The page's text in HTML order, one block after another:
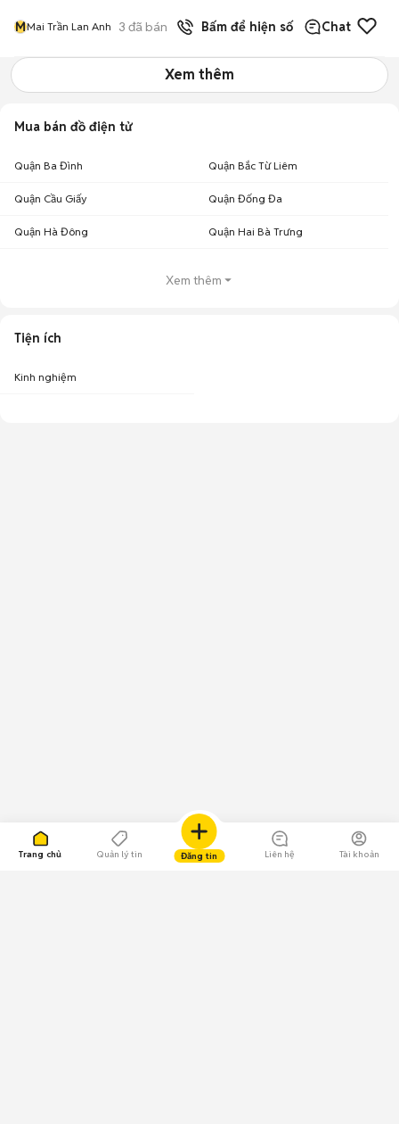
Trang chủ Quản lý tin Đăng tin Liên hệ Tài khoản
MMai Trần Lan Anh 3 đã bán Bấm để hiện số Chat
Xem thêm
Mua bán đồ điện tử
Quận Ba Đình Quận Bắc Từ Liêm
Quận Cầu Giấy Quận Đống Đa
Quận Hà Đông Quận Hai Bà Trưng
Xem thêm
Tiện ích
Kinh nghiệm